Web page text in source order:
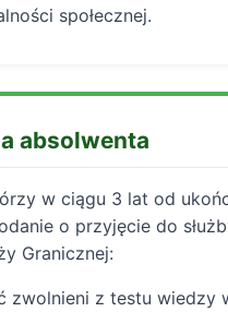
społecznej.
absolwenta
w ciągu 3 lat od
o przyjęcie do
Granicznej:
zwolnieni z testu wiedzy